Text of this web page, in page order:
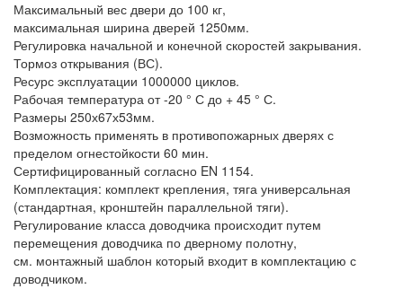
Максимальный вес двери до 100 кг,
максимальная ширина дверей 1250мм.
Регулировка начальной и конечной скоростей закрывания.
Тормоз открывания (ВС).
Ресурс эксплуатации 1000000 циклов.
Рабочая температура от -20 ° С до + 45 ° С.
Размеры 250х67х53мм.
Возможность применять в противопожарных дверях с
пределом огнестойкости 60 мин.
Сертифицированный согласно EN 1154.
Комплектация: комплект крепления, тяга универсальная
(стандартная, кронштейн параллельной тяги).
Регулирование класса доводчика происходит путем
перемещения доводчика по дверному полотну,
см. монтажный шаблон который входит в комплектацию с
доводчиком.